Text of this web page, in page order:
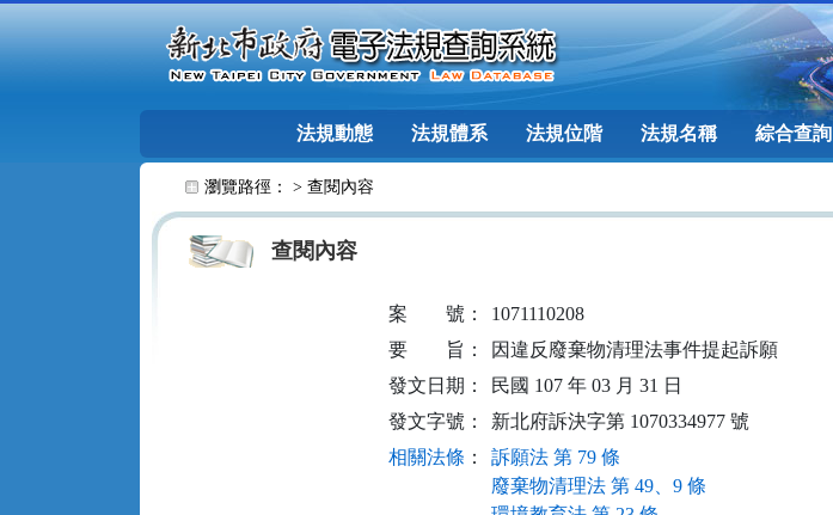
法規動態 法規體系 法規位階 法規名稱 綜合查詢
瀏覽路徑： > 查閱內容
查閱內容
案 號：
1071110208
要
旨：
因違反廢棄物清理法事件提起訴願
發文日期：
民國 107 年 03 月 31 日
發文字號：
新北府訴決字第 1070334977 號
相關法條 ：
訴願法 第 79 條
廢棄物清理法 第 49、9 條